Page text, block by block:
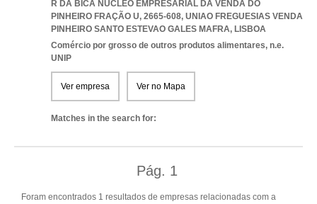
R DA BICA NÚCLEO EMPRESARIAL DA VENDA DO
PINHEIRO FRAÇÃO U, 2665-608, UNIAO FREGUESIAS VENDA
PINHEIRO SANTO ESTEVAO GALES MAFRA, LISBOA
Comércio por grosso de outros produtos alimentares, n.e.
UNIP
Ver empresa Ver no Mapa
Matches in the search for:
Pág. 1
Foram encontrados 1 resultados de empresas relacionadas com a